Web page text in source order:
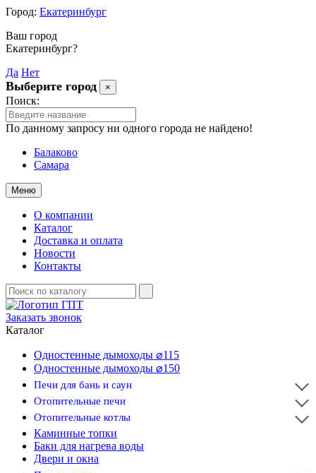
Город: Екатеринбург
Ваш город
Екатеринбург?
Да Нет
Выберите город ×
Поиск:
По данному запросу ни одного города не найдено!
Балаково
Самара
Меню
О компании
Каталог
Доставка и оплата
Новости
Контакты
Заказать звонок
Каталог
Одностенные дымоходы ⌀115
Одностенные дымоходы ⌀150
Печи для бань и саун
Отопительные печи
Отопительные котлы
Каминные топки
Баки для нагрева воды
Двери и окна